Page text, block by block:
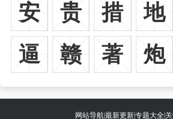
安
贵 措 地
逼
赣 著 炮
网站导航|最新更新|专题大全|